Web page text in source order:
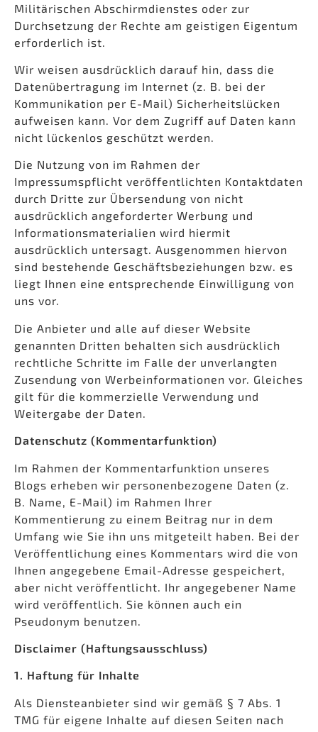
Militärischen Abschirmdienstes oder zur
Durchsetzung der Rechte am geistigen Eigentum
erforderlich ist.
Wir weisen ausdrücklich darauf hin, dass die
Datenübertragung im Internet (z. B. bei der
Kommunikation per E-Mail) Sicherheitslücken
aufweisen kann. Vor dem Zugriff auf Daten kann
nicht lückenlos geschützt werden.
Die Nutzung von im Rahmen der
Impressumspflicht veröffentlichten Kontaktdaten
durch Dritte zur Übersendung von nicht
ausdrücklich angeforderter Werbung und
Informationsmaterialien wird hiermit
ausdrücklich untersagt. Ausgenommen hiervon
sind bestehende Geschäftsbeziehungen bzw. es
liegt Ihnen eine entsprechende Einwilligung von
uns vor.
Die Anbieter und alle auf dieser Website
genannten Dritten behalten sich ausdrücklich
rechtliche Schritte im Falle der unverlangten
Zusendung von Werbeinformationen vor. Gleiches
gilt für die kommerzielle Verwendung und
Weitergabe der Daten.
Datenschutz (Kommentarfunktion)
Im Rahmen der Kommentarfunktion unseres
Blogs erheben wir personenbezogene Daten (z.
B. Name, E-Mail) im Rahmen Ihrer
Kommentierung zu einem Beitrag nur in dem
Umfang wie Sie ihn uns mitgeteilt haben. Bei der
Veröffentlichung eines Kommentars wird die von
Ihnen angegebene Email-Adresse gespeichert,
aber nicht veröffentlicht. Ihr angegebener Name
wird veröffentlich. Sie können auch ein
Pseudonym benutzen.
Disclaimer (Haftungsausschluss)
1. Haftung für Inhalte
Als Diensteanbieter sind wir gemäß § 7 Abs. 1
TMG für eigene Inhalte auf diesen Seiten nach